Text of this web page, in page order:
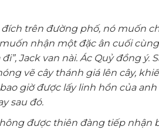
trên đường phố, nó muốn
nhận một đặc ân cuối
Jack van nài. Ác Quỷ đồng ý.
vẽ cây thánh giá lên cây,
giờ được lấy linh hồn của anh
sau đó.
được thiên đàng tiếp nhận